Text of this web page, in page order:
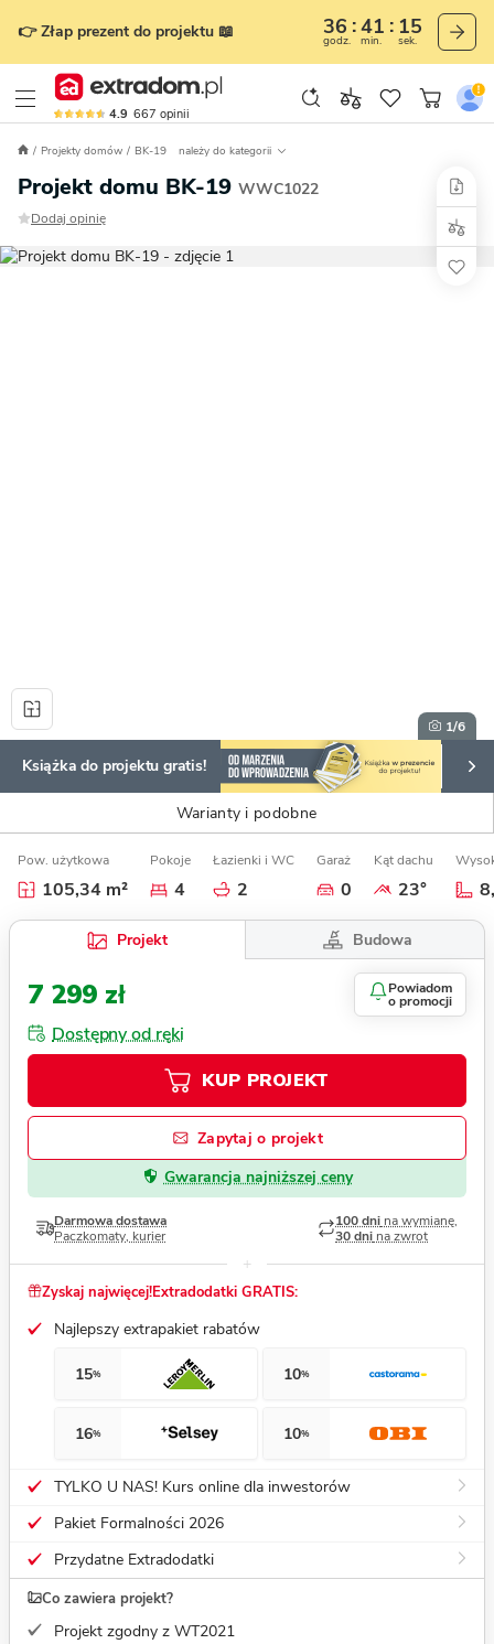
👉 Złap prezent do projektu 📖 36
godz.
41
min.
14
sek.
4.9 667 opinii
Projekty domów BK-19 należy do kategorii
Projekt domu BK-19 WWC1022
Dodaj opinię
1/6
Książka do projektu gratis!
Warianty i podobne
Pow. użytkowa
105,34 m²
Pokoje
4
Łazienki i WC
2
Garaż
0
Kąt dachu
23°
Projekt Budowa
7 299 zł Powiadom
o promocji
Dostępny od ręki
KUP PROJEKT
Zapytaj o projekt
Gwarancja najniższej ceny
Darmowa dostawa
Paczkomaty, kurier
100 dni na wymianę,
30 dni na zwrot
Zyskaj najwięcej!Extradodatki GRATIS:
Najlepszy extrapakiet rabatów
15% 10%
16% 10%
TYLKO U NAS! Kurs online dla inwestorów
Pakiet Formalności 2026
Przydatne Extradodatki
Co zawiera projekt?
Projekt zgodny z WT2021